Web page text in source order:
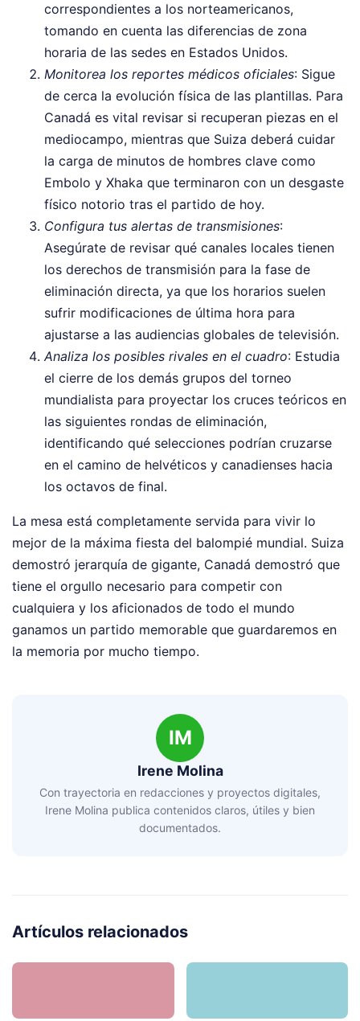
correspondientes a los norteamericanos,
tomando en cuenta las diferencias de zona
horaria de las sedes en Estados Unidos.
Monitorea los reportes médicos oficiales: Sigue
de cerca la evolución física de las plantillas. Para
Canadá es vital revisar si recuperan piezas en el
mediocampo, mientras que Suiza deberá cuidar
la carga de minutos de hombres clave como
Embolo y Xhaka que terminaron con un desgaste
físico notorio tras el partido de hoy.
Configura tus alertas de transmisiones:
Asegúrate de revisar qué canales locales tienen
los derechos de transmisión para la fase de
eliminación directa, ya que los horarios suelen
sufrir modificaciones de última hora para
ajustarse a las audiencias globales de televisión.
Analiza los posibles rivales en el cuadro: Estudia
el cierre de los demás grupos del torneo
mundialista para proyectar los cruces teóricos en
las siguientes rondas de eliminación,
identificando qué selecciones podrían cruzarse
en el camino de helvéticos y canadienses hacia
los octavos de final.
La mesa está completamente servida para vivir lo
mejor de la máxima fiesta del balompié mundial. Suiza
demostró jerarquía de gigante, Canadá demostró que
tiene el orgullo necesario para competir con
cualquiera y los aficionados de todo el mundo
ganamos un partido memorable que guardaremos en
la memoria por mucho tiempo.
IM
Irene Molina
Con trayectoria en redacciones y proyectos digitales,
Irene Molina publica contenidos claros, útiles y bien
documentados.
Artículos relacionados